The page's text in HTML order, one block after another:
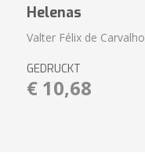
Helenas
Valter Félix de Carvalho
GEDRUCKT
€ 10,68